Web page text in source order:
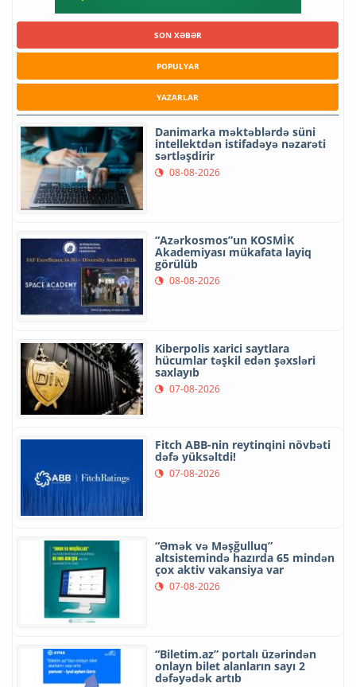
SON XƏBƏR
POPULYAR
YAZARLAR
Danimarka məktəblərdə süni
intellektdən istifadəyə nəzarəti
sərtləşdirir
08-08-2026
“Azərkosmos”un KOSMİK
Akademiyası mükafata layiq
görülüb
08-08-2026
Kiberpolis xarici saytlara
hücumlar təşkil edən şəxsləri
saxlayıb
07-08-2026
Fitch ABB-nin reytinqini növbəti
dəfə yüksəltdi!
07-08-2026
“Əmək və Məşğulluq”
altsistemində hazırda 65 mindən
çox aktiv vakansiya var
07-08-2026
“Biletim.az” portalı üzərindən
onlayn bilet alanların sayı 2
dəfəyədək artıb